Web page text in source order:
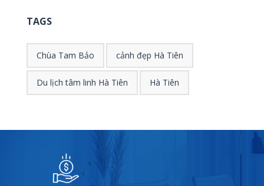
TAGS
Chùa Tam Bảo cảnh đẹp Hà Tiên
Du lịch tâm linh Hà Tiên Hà Tiên